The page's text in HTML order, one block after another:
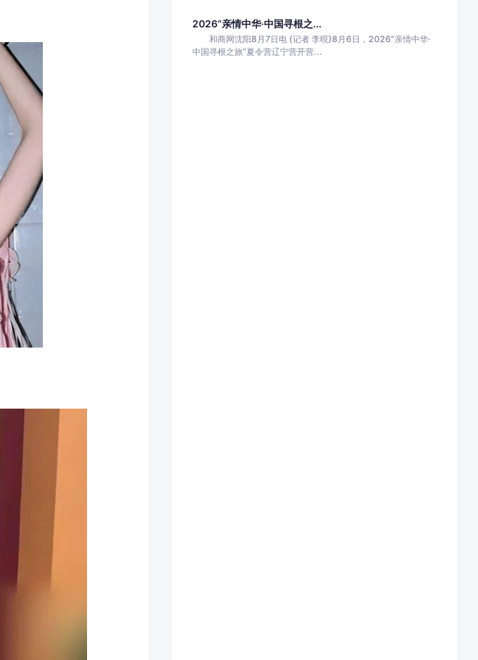
2026“亲情中华·中国寻根之...
和商网沈阳8月7日电 (记者 李晛)8月6日，2026“亲情中华·
中国寻根之旅”夏令营辽宁营开营...